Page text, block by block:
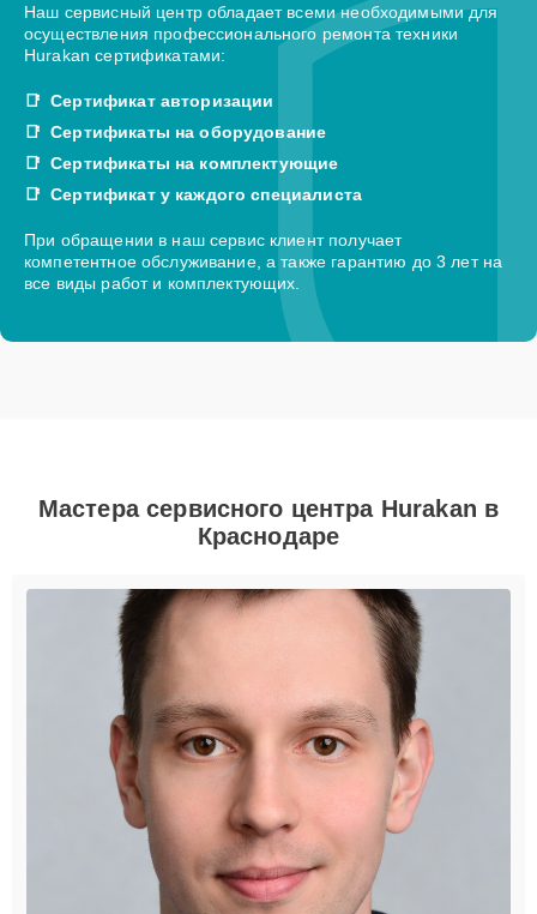
Наш сервисный центр обладает всеми необходимыми для
осуществления профессионального ремонта техники
Hurakan сертификатами:
Сертификат авторизации
Сертификаты на оборудование
Сертификаты на комплектующие
Сертификат у каждого специалиста
При обращении в наш сервис клиент получает
компетентное обслуживание, а также гарантию до 3 лет на
все виды работ и комплектующих.
Мастера сервисного центра Hurakan в
Краснодаре